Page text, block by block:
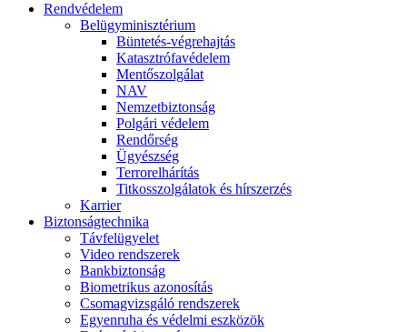
Rendvédelem
Belügyminisztérium
Büntetés-végrehajtás
Katasztrófavédelem
Mentőszolgálat
NAV
Nemzetbiztonság
Polgári védelem
Rendőrség
Ügyészség
Terrorelhárítás
Titkosszolgálatok és hírszerzés
Karrier
Biztonságtechnika
Távfelügyelet
Video rendszerek
Bankbiztonság
Biometrikus azonosítás
Csomagvizsgáló rendszerek
Egyenruha és védelmi eszközök